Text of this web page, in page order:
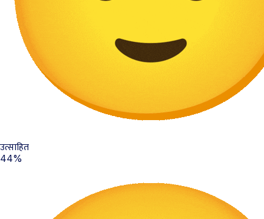
उत्साहित
44%